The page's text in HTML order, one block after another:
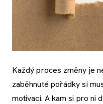
Každý proces změny je
zaběhnuté pořádky si
motivaci. A kam si pro ni